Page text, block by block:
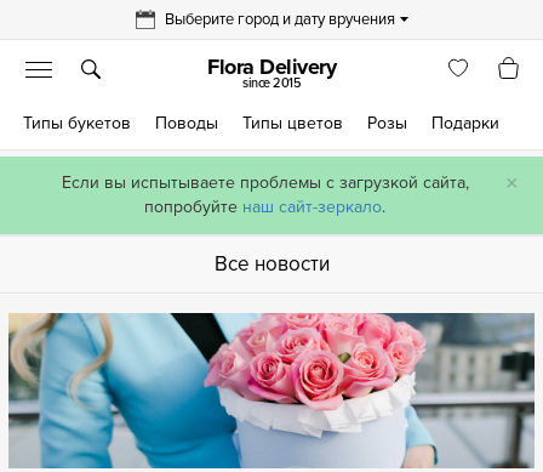
×
Если вы испытываете проблемы с загрузкой сайта,
попробуйте наш сайт-зеркало.
Выберите город и дату вручения
Flora Delivery
since 2015
Типы букетов Поводы Типы цветов Розы Подарки
Все новости